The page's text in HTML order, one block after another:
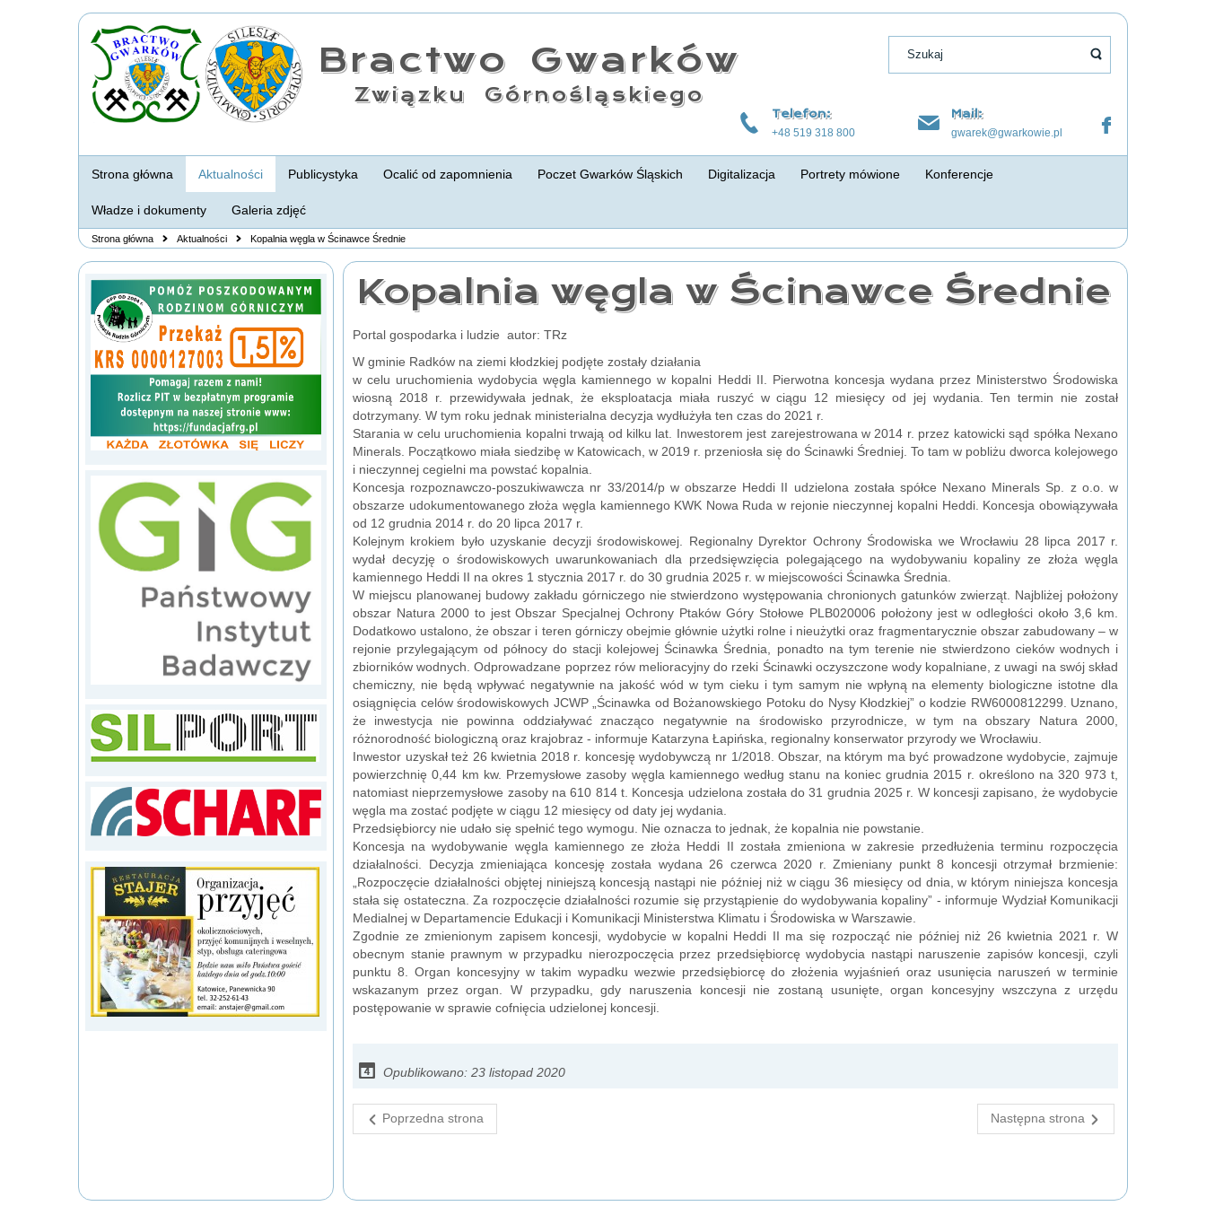
Bractwo Gwarków
Związku Górnośląskiego
Telefon:
+48 519 318 800
Mail:
gwarek@gwarkowie.pl
Strona główna Aktualności Publicystyka Ocalić od zapomnienia Poczet Gwarków Śląskich Digitalizacja Portrety mówione Konferencje
Władze i dokumenty Galeria zdjęć
Strona główna Aktualności Kopalnia węgla w Ścinawce Średnie
Kopalnia węgla w Ścinawce Średnie
Portal gospodarka i ludzie autor: TRz
W gminie Radków na ziemi kłodzkiej podjęte zostały działania
w celu uruchomienia wydobycia węgla kamiennego w kopalni Heddi II. Pierwotna koncesja wydana przez Ministerstwo Środowiska
wiosną 2018 r. przewidywała jednak, że eksploatacja miała ruszyć w ciągu 12 miesięcy od jej wydania. Ten termin nie został
dotrzymany. W tym roku jednak ministerialna decyzja wydłużyła ten czas do 2021 r.
Starania w celu uruchomienia kopalni trwają od kilku lat. Inwestorem jest zarejestrowana w 2014 r. przez katowicki sąd spółka Nexano
Minerals. Początkowo miała siedzibę w Katowicach, w 2019 r. przeniosła się do Ścinawki Średniej. To tam w pobliżu dworca kolejowego
i nieczynnej cegielni ma powstać kopalnia.
Koncesja rozpoznawczo-poszukiwawcza nr 33/2014/p w obszarze Heddi II udzielona została spółce Nexano Minerals Sp. z o.o. w
obszarze udokumentowanego złoża węgla kamiennego KWK Nowa Ruda w rejonie nieczynnej kopalni Heddi. Koncesja obowiązywała
od 12 grudnia 2014 r. do 20 lipca 2017 r.
Kolejnym krokiem było uzyskanie decyzji środowiskowej. Regionalny Dyrektor Ochrony Środowiska we Wrocławiu 28 lipca 2017 r.
wydał decyzję o środowiskowych uwarunkowaniach dla przedsięwzięcia polegającego na wydobywaniu kopaliny ze złoża węgla
kamiennego Heddi II na okres 1 stycznia 2017 r. do 30 grudnia 2025 r. w miejscowości Ścinawka Średnia.
W miejscu planowanej budowy zakładu górniczego nie stwierdzono występowania chronionych gatunków zwierząt. Najbliżej położony
obszar Natura 2000 to jest Obszar Specjalnej Ochrony Ptaków Góry Stołowe PLB020006 położony jest w odległości około 3,6 km.
Dodatkowo ustalono, że obszar i teren górniczy obejmie głównie użytki rolne i nieużytki oraz fragmentarycznie obszar zabudowany – w
rejonie przylegającym od północy do stacji kolejowej Ścinawka Średnia, ponadto na tym terenie nie stwierdzono cieków wodnych i
zbiorników wodnych. Odprowadzane poprzez rów melioracyjny do rzeki Ścinawki oczyszczone wody kopalniane, z uwagi na swój skład
chemiczny, nie będą wpływać negatywnie na jakość wód w tym cieku i tym samym nie wpłyną na elementy biologiczne istotne dla
osiągnięcia celów środowiskowych JCWP „Ścinawka od Bożanowskiego Potoku do Nysy Kłodzkiej” o kodzie RW6000812299. Uznano,
że inwestycja nie powinna oddziaływać znacząco negatywnie na środowisko przyrodnicze, w tym na obszary Natura 2000,
różnorodność biologiczną oraz krajobraz - informuje Katarzyna Łapińska, regionalny konserwator przyrody we Wrocławiu.
Inwestor uzyskał też 26 kwietnia 2018 r. koncesję wydobywczą nr 1/2018. Obszar, na którym ma być prowadzone wydobycie, zajmuje
powierzchnię 0,44 km kw. Przemysłowe zasoby węgla kamiennego według stanu na koniec grudnia 2015 r. określono na 320 973 t,
natomiast nieprzemysłowe zasoby na 610 814 t. Koncesja udzielona została do 31 grudnia 2025 r. W koncesji zapisano, że wydobycie
węgla ma zostać podjęte w ciągu 12 miesięcy od daty jej wydania.
Przedsiębiorcy nie udało się spełnić tego wymogu. Nie oznacza to jednak, że kopalnia nie powstanie.
Koncesja na wydobywanie węgla kamiennego ze złoża Heddi II została zmieniona w zakresie przedłużenia terminu rozpoczęcia
działalności. Decyzja zmieniająca koncesję została wydana 26 czerwca 2020 r. Zmieniany punkt 8 koncesji otrzymał brzmienie:
„Rozpoczęcie działalności objętej niniejszą koncesją nastąpi nie później niż w ciągu 36 miesięcy od dnia, w którym niniejsza koncesja
stała się ostateczna. Za rozpoczęcie działalności rozumie się przystąpienie do wydobywania kopaliny” - informuje Wydział Komunikacji
Medialnej w Departamencie Edukacji i Komunikacji Ministerstwa Klimatu i Środowiska w Warszawie.
Zgodnie ze zmienionym zapisem koncesji, wydobycie w kopalni Heddi II ma się rozpocząć nie później niż 26 kwietnia 2021 r. W
obecnym stanie prawnym w przypadku nierozpoczęcia przez przedsiębiorcę wydobycia nastąpi naruszenie zapisów koncesji, czyli
punktu 8. Organ koncesyjny w takim wypadku wezwie przedsiębiorcę do złożenia wyjaśnień oraz usunięcia naruszeń w terminie
wskazanym przez organ. W przypadku, gdy naruszenia koncesji nie zostaną usunięte, organ koncesyjny wszczyna z urzędu
postępowanie w sprawie cofnięcia udzielonej koncesji.
Opublikowano: 23 listopad 2020
Poprzedna strona Następna strona